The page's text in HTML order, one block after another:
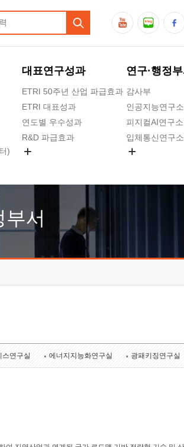
)
대표연구성과
ETRI 50주년 산업 파급효과
ETRI 대표성과
연도별 우수성과
R&D 파급효과
연구·행정부
감사부
인공지능연구소
피지컬AI연구소
입체통신연구소
호남권연구본부
기획본부
부서
스연구실 에너지지능화연구실 광패키징연구실